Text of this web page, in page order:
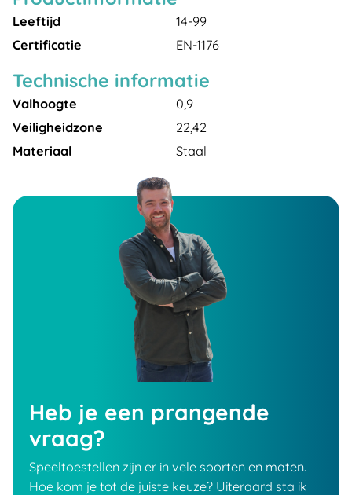
Leeftijd
14-99
Certificatie
EN-1176
Technische informatie
Valhoogte
0,9
Veiligheidzone
22,42
Materiaal
Staal
Heb je een prangende
vraag?
Speeltoestellen zijn er in vele soorten en maten.
Hoe kom je tot de juiste keuze? Uiteraard sta ik